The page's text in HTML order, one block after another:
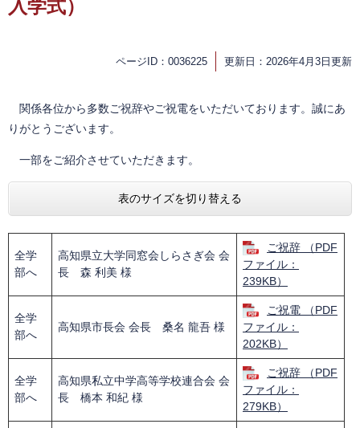
入学式）
ページID：0036225 更新日：2026年4月3日更新
関係各位から多数ご祝辞やご祝電をいただいております。誠にあ
りがとうございます。
一部をご紹介させていただきます。
表のサイズを切り替える
全学
部へ
高知県立大学同窓会しらさぎ会 会
長 森 利美 様
ご祝辞 （PDF
ファイル：
239KB）
全学
部へ
高知県市長会 会長 桑名 龍吾 様
ご祝電 （PDF
ファイル：
202KB）
全学
部へ
高知県私立中学高等学校連合会 会
長 橋本 和紀 様
ご祝辞 （PDF
ファイル：
279KB）